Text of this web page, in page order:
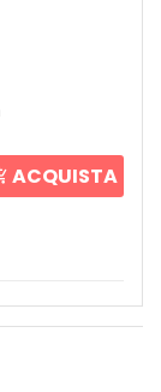
ACQUISTA